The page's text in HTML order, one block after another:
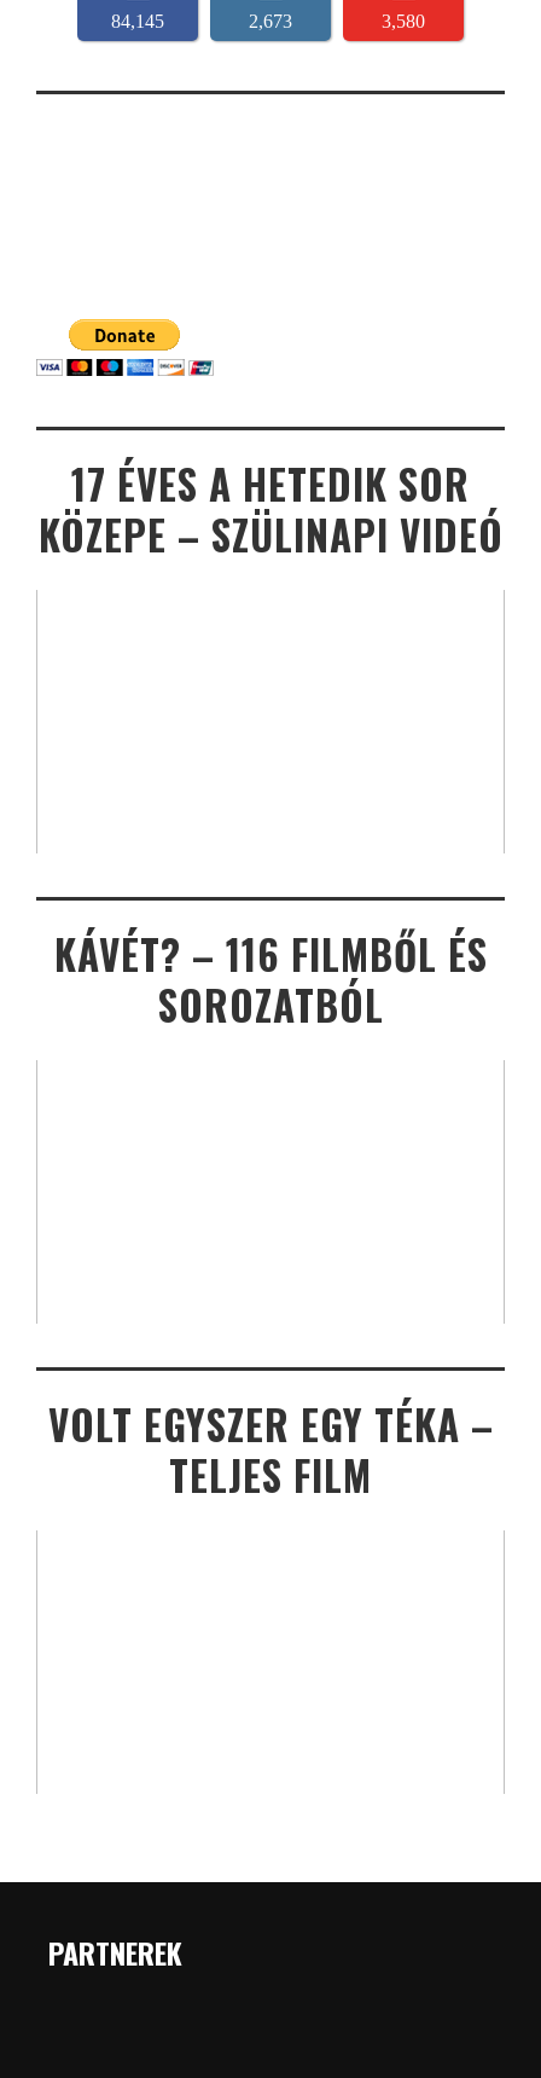
84,145 2,673 3,580
17 ÉVES A HETEDIK SOR
KÖZEPE – SZÜLINAPI VIDEÓ
KÁVÉT? – 116 FILMBŐL ÉS
SOROZATBÓL
VOLT EGYSZER EGY TÉKA –
TELJES FILM
PARTNEREK